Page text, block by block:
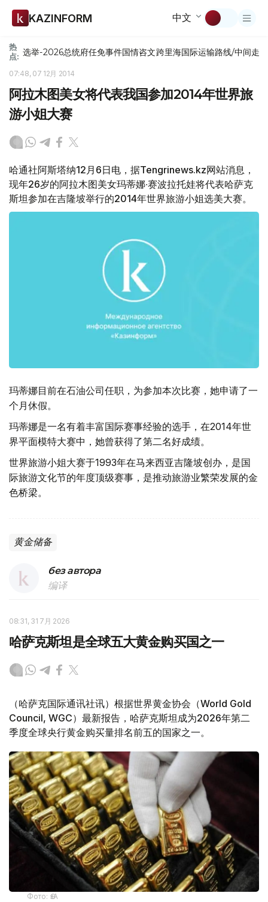
KAZINFORM 中文
热
点: 选举-2026总统府任免事件国情咨文跨里海国际运输路线/中间走廊
07:48, 07 12月 2014
阿拉木图美女将代表我国参加2014年世界旅
游小姐大赛
哈通社阿斯塔纳12月6日电，据Tengrinews.kz网站消息，
现年26岁的阿拉木图美女玛蒂娜∙赛波拉托娃将代表哈萨克
斯坦参加在吉隆坡举行的2014年世界旅游小姐选美大赛。
玛蒂娜目前在石油公司任职，为参加本次比赛，她申请了一
个月休假。
玛蒂娜是一名有着丰富国际赛事经验的选手，在2014年世
界平面模特大赛中，她曾获得了第二名好成绩。
世界旅游小姐大赛于1993年在马来西亚吉隆坡创办，是国
际旅游文化节的年度顶级赛事，是推动旅游业繁荣发展的金
色桥梁。
黄金储备
без автора
编译
08:31, 31 7月 2026
哈萨克斯坦是全球五大黄金购买国之一
（哈萨克国际通讯社讯）根据世界黄金协会（World Gold
Council, WGC）最新报告，哈萨克斯坦成为2026年第二
季度全球央行黄金购买量排名前五的国家之一。
Фото: ӨзА